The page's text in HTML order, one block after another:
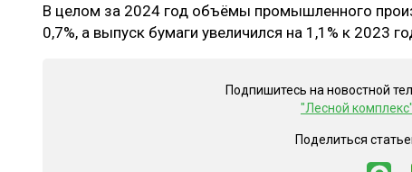
В целом за 2024 год объёмы промышленного
0,7%, а выпуск бумаги увеличился на 1,1% к 2023
Подпишитесь на новостной
"Лесной комплекс"
Поделиться